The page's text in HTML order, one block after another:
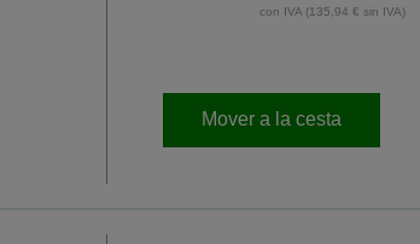
con IVA (135,94 € sin IVA)
Mover a la cesta